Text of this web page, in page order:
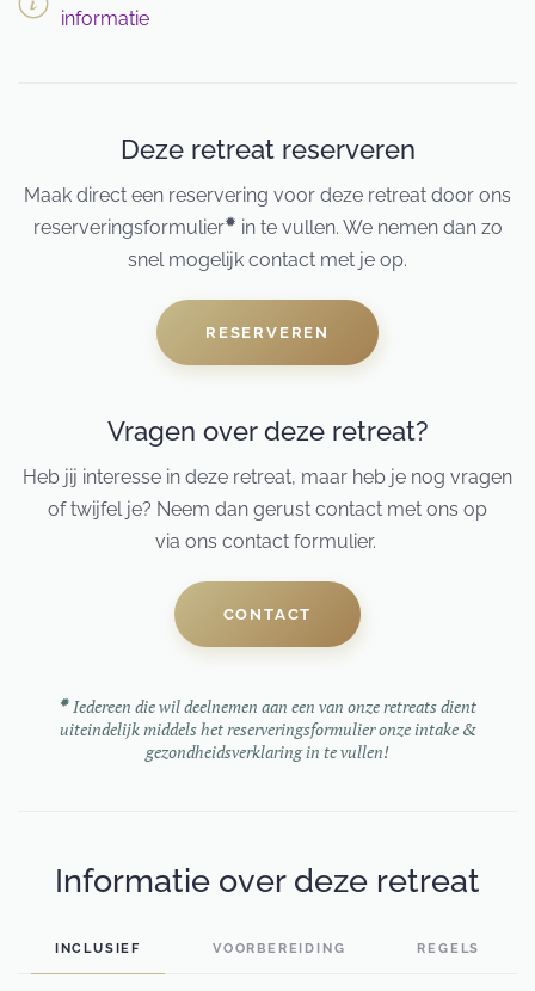
informatie
Deze retreat reserveren
Maak direct een reservering voor deze retreat door ons
reserveringsformulier✹ in te vullen. We nemen dan zo
snel mogelijk contact met je op.
RESERVEREN
Vragen over deze retreat?
Heb jij interesse in deze retreat, maar heb je nog vragen
of twijfel je? Neem dan gerust contact met ons op
via ons contact formulier.
CONTACT
✹ Iedereen die wil deelnemen aan een van onze retreats dient
uiteindelijk middels het reserveringsformulier onze intake &
gezondheidsverklaring in te vullen!
Informatie over deze retreat
INCLUSIEF VOORBEREIDING REGELS